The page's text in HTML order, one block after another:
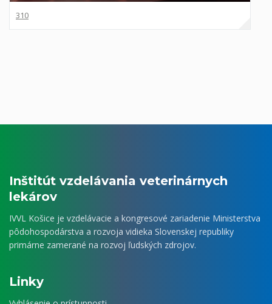
310
Inštitút vzdelávania veterinárnych
lekárov
IVVL Košice je vzdelávacie a kongresové zariadenie Ministerstva
pôdohospodárstva a rozvoja vidieka Slovenskej republiky
primárne zamerané na rozvoj ľudských zdrojov.
Linky